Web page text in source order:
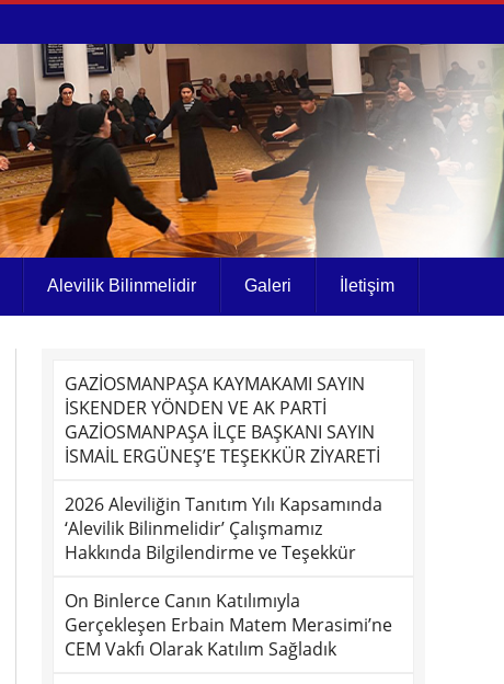
Alevilik Bilinmelidir Galeri İletişim
GAZİOSMANPAŞA KAYMAKAMI SAYIN
İSKENDER YÖNDEN VE AK PARTİ
GAZİOSMANPAŞA İLÇE BAŞKANI SAYIN
İSMAİL ERGÜNEŞ’E TEŞEKKÜR ZİYARETİ
2026 Aleviliğin Tanıtım Yılı Kapsamında
‘Alevilik Bilinmelidir’ Çalışmamız
Hakkında Bilgilendirme ve Teşekkür
On Binlerce Canın Katılımıyla
Gerçekleşen Erbain Matem Merasimi’ne
CEM Vakfı Olarak Katılım Sağladık